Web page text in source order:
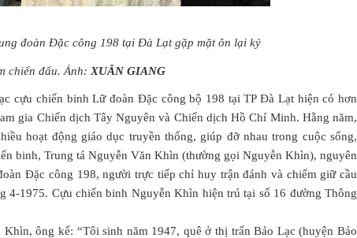
đoàn Đặc công 198 tại Đà Lạt gặp mặt ôn lại kỷ
chiến đấu. Ảnh: XUÂN GIANG
cựu chiến binh Lữ đoàn Đặc công bộ 198 tại TP Đà Lạt hiện có hơn
gia Chiến dịch Tây Nguyên và Chiến dịch Hồ Chí Minh. Hằng năm,
hoạt động giáo dục truyền thống, giúp đỡ nhau trong cuộc sống,
binh, Trung tá Nguyễn Văn Khìn (thường gọi Nguyễn Khìn), nguyên
Đặc công 198, người trực tiếp chỉ huy trận đánh và chiếm giữ cầu
4-1975. Cựu chiến binh Nguyễn Khìn hiện trú tại số 16 đường Thông
ông kể: “Tôi sinh năm 1947, quê ở thị trấn Bảo Lạc (huyện Bảo